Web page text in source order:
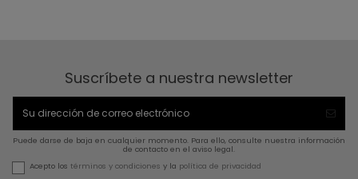
Suscríbete a nuestra newsletter
Puede darse de baja en cualquier momento. Para ello, consulte nuestra información
de contacto en el aviso legal.
Acepto los términos y condiciones y la política de privacidad